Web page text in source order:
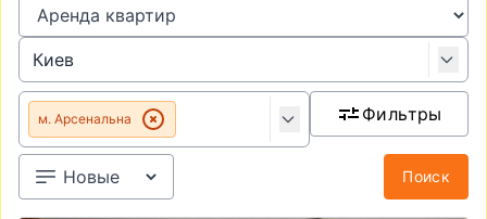
м. Арсенальна Фильтры
Поиск